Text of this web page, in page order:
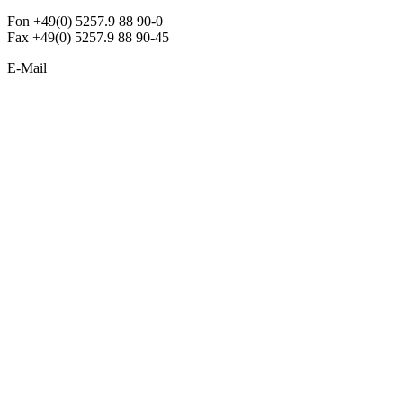
Fon +49(0) 5257.9 88 90-0
Fax +49(0) 5257.9 88 90-45
E-Mail